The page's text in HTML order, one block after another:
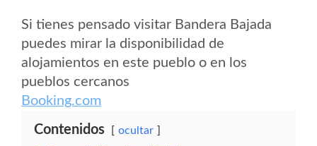
Si tienes pensado visitar Bandera Bajada
puedes mirar la disponibilidad de
alojamientos en este pueblo o en los
pueblos cercanos
Booking.com
Contenidos ocultar